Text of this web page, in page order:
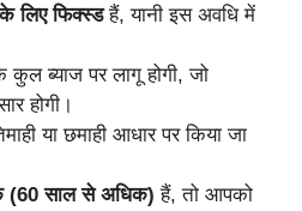
लिए फिक्स्डहैं, यानी इस अवधि में
ब्याज पर लागू होगी, जो
होगी।
या छमाही आधार पर किया जा
(60 साल से अधिक) हैं, तो आपको